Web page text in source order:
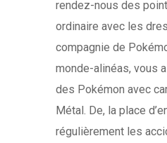
rendez-nous des
ordinaire avec les
compagnie de
monde-alinéas, vous
des Pokémon avec
Métal. De, la place
régulièrement les